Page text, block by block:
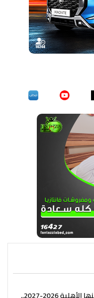
تقديم جامعة بنها الأهلية 2026-2027..